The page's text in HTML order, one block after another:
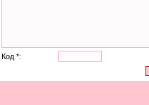
Код *: